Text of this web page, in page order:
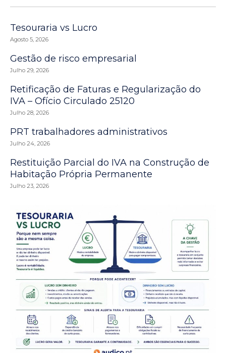
Tesouraria vs Lucro
Agosto 5, 2026
Gestão de risco empresarial
Julho 29, 2026
Retificação de Faturas e Regularização do
IVA – Ofício Circulado 25120
Julho 28, 2026
PRT trabalhadores administrativos
Julho 24, 2026
Restituição Parcial do IVA na Construção de
Habitação Própria Permanente
Julho 23, 2026